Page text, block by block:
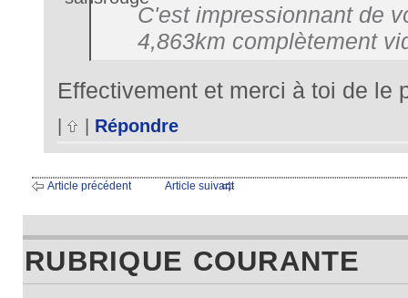
C'est impressionnant de
4,863km complètement
Effectivement et merci à toi de le
Répondre
Article précédent Article suivant
RUBRIQUE COURANTE